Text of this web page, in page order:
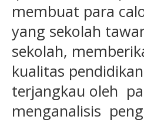
membuat para
yang sekolah
sekolah,
kualitas
terjangkau oleh
menganalisis